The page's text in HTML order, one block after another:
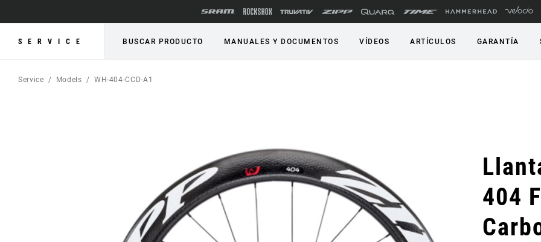
SERVICE BUSCAR PRODUCTO MANUALES Y DOCUMENTOS VÍDEOS ARTÍCULOS GARANTÍA
Service Models WH-404-CCD-A1
404